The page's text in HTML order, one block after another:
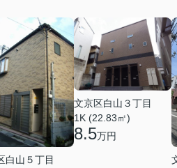
白山５丁目
文京区白山３丁目
1K (22.83㎡)
8.5万円